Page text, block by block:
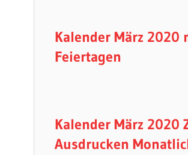
Kalender März 2020
Feiertagen
Kalender März 2020
Ausdrucken